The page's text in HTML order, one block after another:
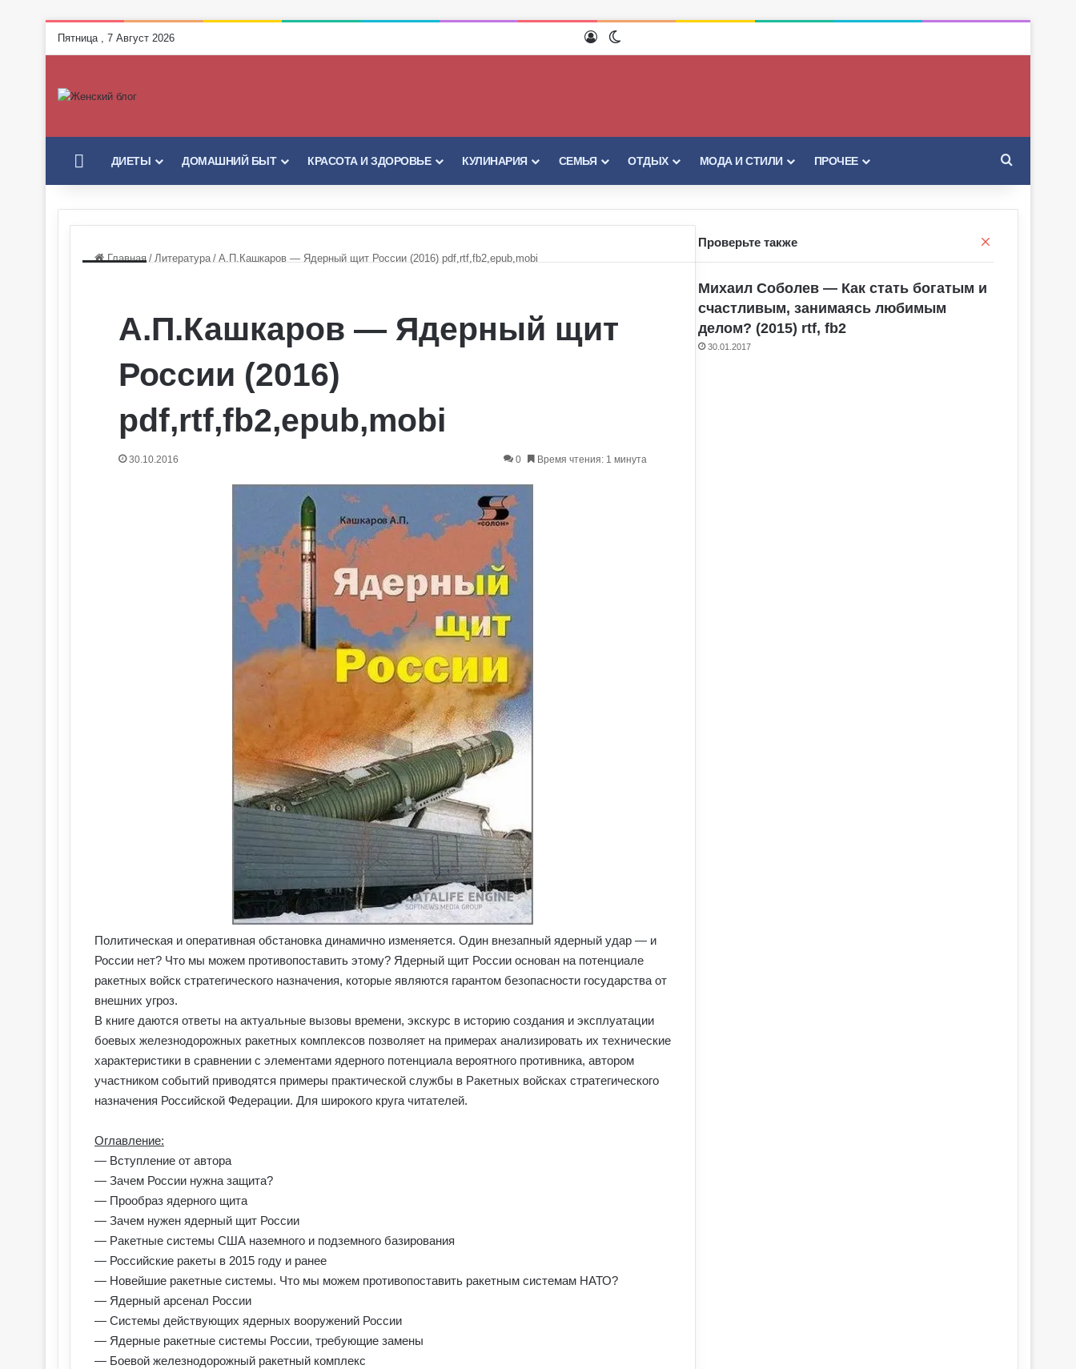
Пятница , 7 Август 2026 ВойтиSwitch skin
ГЛАВНАЯ
ДИЕТЫ ДОМАШНИЙ БЫТ КРАСОТА И ЗДОРОВЬЕ КУЛИНАРИЯ СЕМЬЯ ОТДЫХ МОДА И СТИЛИ ПРОЧЕЕ
Главная / Литература / А.П.Кашкаров — Ядерный щит России (2016) pdf,rtf,fb2,epub,mobi
А.П.Кашкаров — Ядерный щит
России (2016)
pdf,rtf,fb2,epub,mobi
30.10.2016 0 Время чтения: 1 минута
Политическая и оперативная обстановка динамично изменяется. Один внезапный ядерный удар — и
России нет? Что мы можем противопоставить этому? Ядерный щит России основан на потенциале
ракетных войск стратегического назначения, которые являются гарантом безопасности государства от
внешних угроз.
В книге даются ответы на актуальные вызовы времени, экскурс в историю создания и эксплуатации
боевых железнодорожных ракетных комплексов позволяет на примерах анализировать их технические
характеристики в сравнении с элементами ядерного потенциала вероятного противника, автором
участником событий приводятся примеры практической службы в Ракетных войсках стратегического
назначения Российской Федерации. Для широкого круга читателей.
Оглавление:
— Вступление от автора
— Зачем России нужна защита?
— Прообраз ядерного щита
— Зачем нужен ядерный щит России
— Ракетные системы США наземного и подземного базирования
— Российские ракеты в 2015 году и ранее
— Новейшие ракетные системы. Что мы можем противопоставить ракетным системам НАТО?
— Ядерный арсенал России
— Системы действующих ядерных вооружений России
— Ядерные ракетные системы России, требующие замены
— Боевой железнодорожный ракетный комплекс
Проверьте также
Михаил Соболев — Как стать богатым и
счастливым, занимаясь любимым
делом? (2015) rtf, fb2
30.01.2017